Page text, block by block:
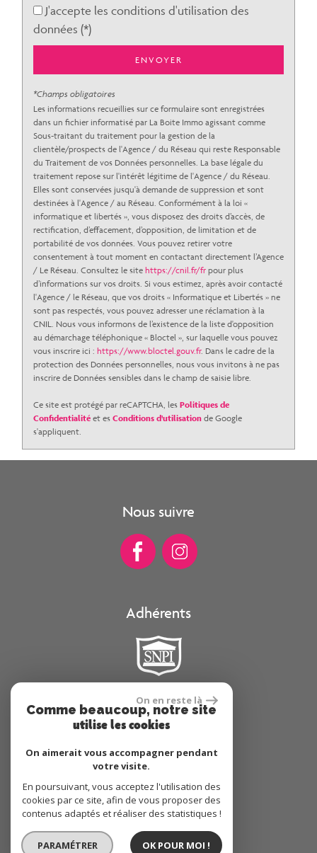
Nombre d'habitants
Propriétaires (vs. locataires)
Taxe foncière
Habitants de moins de 25 ans
25,56 %
Habitants de 25 à 55 ans
33,62 %
Habitants de plus de 55 ans
40,82 %
Nombre d'enfants par famille
Familles sans enfant
59,60 %
Familles avec 1 ou 2 enfants
Maisons
83,61 %
Appartements
16,39 %
Familles avec 3 enfants
3,53 %
J'accepte les conditions d'utilisation des
données (*)
ENVOYER
*Champs obligatoires
Les informations recueillies sur ce formulaire sont enregistrées
dans un fichier informatisé par La Boite Immo agissant comme
Sous-traitant du traitement pour la gestion de la
clientèle/prospects de l'Agence / du Réseau qui reste Responsable
du Traitement de vos Données personnelles. La base légale du
traitement repose sur l'intérêt légitime de l'Agence / du Réseau.
Elles sont conservées jusqu'à demande de suppression et sont
destinées à l'Agence / au Réseau. Conformément à la loi «
informatique et libertés », vous disposez des droits d’accès, de
rectification, d’effacement, d’opposition, de limitation et de
portabilité de vos données. Vous pouvez retirer votre
consentement à tout moment en contactant directement l’Agence
/ Le Réseau. Consultez le site https://cnil.fr/fr pour plus
d’informations sur vos droits. Si vous estimez, après avoir contacté
l'Agence / le Réseau, que vos droits « Informatique et Libertés » ne
sont pas respectés, vous pouvez adresser une réclamation à la
CNIL. Nous vous informons de l’existence de la liste d'opposition
au démarchage téléphonique « Bloctel », sur laquelle vous pouvez
vous inscrire ici : https://www.bloctel.gouv.fr. Dans le cadre de la
protection des Données personnelles, nous vous invitons à ne pas
inscrire de Données sensibles dans le champ de saisie libre.
Ce site est protégé par reCAPTCHA, les Politiques de
Confidentialité et es Conditions d'utilisation de Google
s'appliquent.
Nous suivre
Adhérents
Se connecter
Espace propriétaire
réalisé par
On en reste là
Comme beaucoup, notre site
utilise les cookies
On aimerait vous accompagner pendant
votre visite.
En poursuivant, vous acceptez l'utilisation des
cookies par ce site, afin de vous proposer des
contenus adaptés et réaliser des statistiques !
PARAMÉTRER OK POUR MOI !